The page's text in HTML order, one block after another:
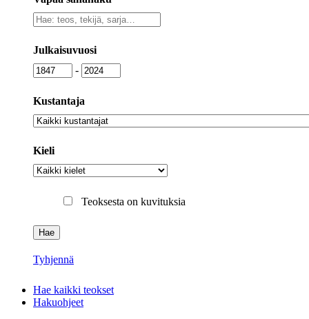
Vapaa
sanahaku
Julkaisuvuosi
Julkaisuvuosi
- Julkaisuvuosi
Kustantaja
Kustantaja
Kieli
Kieli
Teoksesta on kuvituksia
Tyhjennä
Hae kaikki teokset
Hakuohjeet